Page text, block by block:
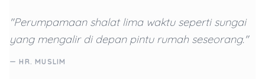
"Perumpamaan shalat lima waktu seperti sungai
yang mengalir di depan pintu rumah seseorang."
— HR. MUSLIM